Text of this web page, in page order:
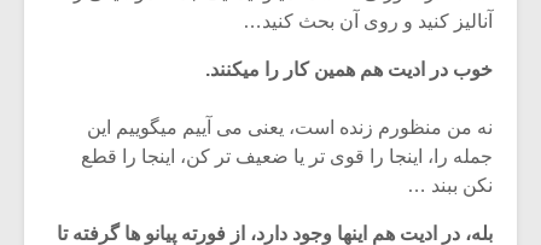
آنالیز کنید و روی آن بحث کنید…
خوب در ادیت هم همین کار را میکنند.
نه من منظورم زنده است، یعنی می آییم میگوییم این
جمله را، اینجا را قوی تر یا ضعیف تر کن، اینجا را قطع
نکن ببند …
بله، در ادیت هم اینها وجود دارد، از فورته پیانو ها گرفته تا